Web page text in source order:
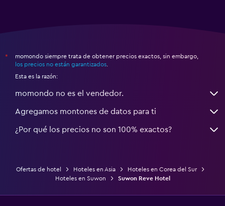
*
momondo siempre trata de obtener precios exactos, sin embargo,
los precios no están garantizados
Esta es la razón:
momondo no es el vendedor.
Agregamos montones de datos para ti
¿Por qué los precios no son 100% exactos?
Ofertas de hotel Hoteles en Asia
Hoteles en Corea del Sur
Hoteles en Suwon
Suwon Reve Hotel